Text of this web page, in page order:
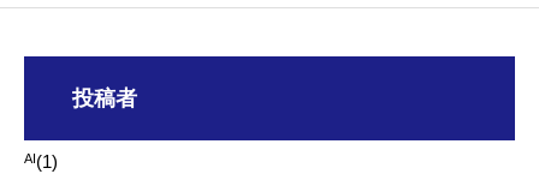
投稿者
AI(1)